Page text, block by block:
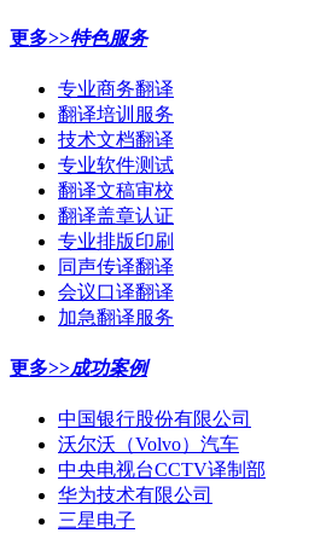
更多>>特色服务
专业商务翻译
翻译培训服务
技术文档翻译
专业软件测试
翻译文稿审校
翻译盖章认证
专业排版印刷
同声传译翻译
会议口译翻译
加急翻译服务
更多>>成功案例
中国银行股份有限公司
沃尔沃（Volvo）汽车
中央电视台CCTV译制部
华为技术有限公司
三星电子